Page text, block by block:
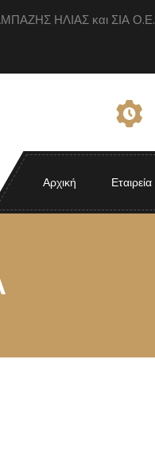
ΗΛΙΑΣ και ΣΙΑ Ο.Ε.
Αρχική Εταιρεία